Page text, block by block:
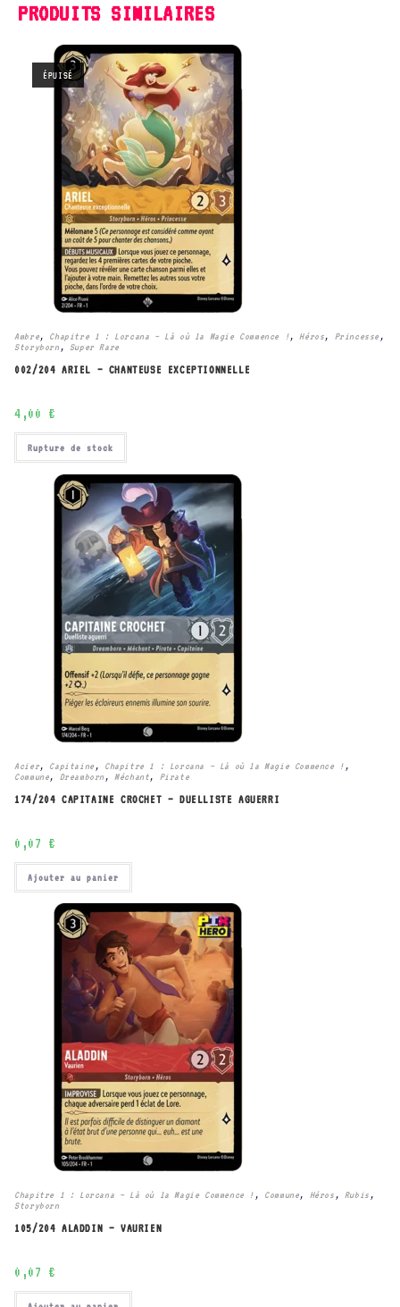
PRODUITS SIMILAIRES
ÉPUISÉ
Ambre, Chapitre 1 : Lorcana – Là où la Magie Commence !, Héros, Princesse ,
Storyborn , Super Rare
002/204 ARIEL – CHANTEUSE EXCEPTIONNELLE
4,00 €
Rupture de stock
Acier, Capitaine , Chapitre 1 : Lorcana – Là où la Magie Commence ! ,
Commune, Dreamborn , Méchant, Pirate
174/204 CAPITAINE CROCHET – DUELLISTE AGUERRI
0,07 €
Ajouter au panier
Chapitre 1 : Lorcana – Là où la Magie Commence ! , Commune, Héros , Rubis ,
Storyborn
105/204 ALADDIN – VAURIEN
0,07 €